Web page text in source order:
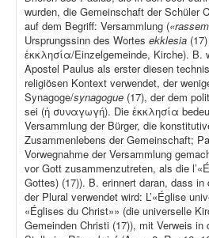
wurden, die Gemeinschaft der Schüler
auf dem Begriff: Versammlung (
Ursprungssinn des Wortes ekklesia
ἐκκλησία/Einzelgemeinde, Kirche). B.
Apostel Paulus als erster diesen
religiösen Kontext verwendet, der
Synagoge/synagogue (17), der dem
sei (ἡ συναγωγή). Die ἐκκλησία
Versammlung der Bürger, die
Zusammenlebens der Gemeinschaft;
Vorwegnahme der Versammlung
vor Gott zusammenzutreten, als die
Gottes) (17)). B. erinnert daran, dass
der Plural verwendet wird: L’«Église
«Églises du Christ»» (die universelle
Gemeinden Christi (17)), mit Verweis in